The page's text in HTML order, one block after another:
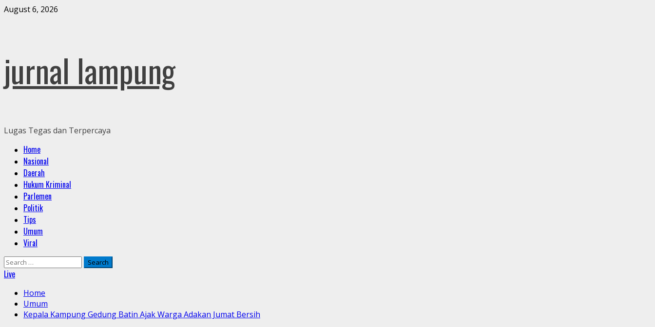
Skip
August 6, 2026
jurnal lampung
Lugas Tegas dan Terpercaya
Primary
Menu
Home
Nasional
Daerah
Hukum Kriminal
Parlemen
Politik
Tips
Umum
Viral
Search
for:
Live
Home
Umum
Kepala Kampung Gedung Batin Ajak Warga Adakan Jumat Bersih